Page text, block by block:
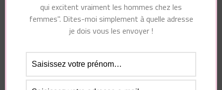
Navigation
Article précédent
(entre réussites et
difficultés) + CODE
PROMO NOUVEL AN
Article suivant
qui excitent vraiment les hommes chez les
femmes". Dites-moi simplement à quelle adresse
je dois vous les envoyer !